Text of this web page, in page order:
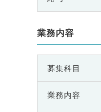
業務内容
募集科目
業務内容